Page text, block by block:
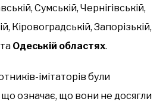
Сумській, Чернігівській,
Кіровоградській, Запорізькій,
Одеській областях.
імітаторів були
що означає, що вони не досягли